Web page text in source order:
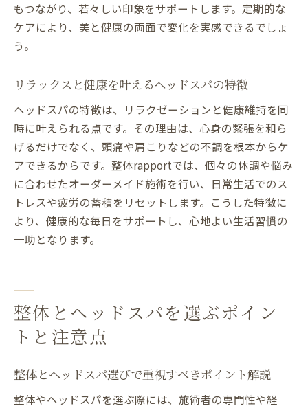
もつながり、若々しい印象をサポートします。定期的な
ケアにより、美と健康の両面で変化を実感できるでしょ
う。
リラックスと健康を叶えるヘッドスパの特徴
ヘッドスパの特徴は、リラクゼーションと健康維持を同
時に叶えられる点です。その理由は、心身の緊張を和ら
げるだけでなく、頭痛や肩こりなどの不調を根本からケ
アできるからです。整体rapportでは、個々の体調や悩み
に合わせたオーダーメイド施術を行い、日常生活でのス
トレスや疲労の蓄積をリセットします。こうした特徴に
より、健康的な毎日をサポートし、心地よい生活習慣の
一助となります。
整体とヘッドスパを選ぶポイン
トと注意点
整体とヘッドスパ選びで重視すべきポイント解説
整体やヘッドスパを選ぶ際には、施術者の専門性や経